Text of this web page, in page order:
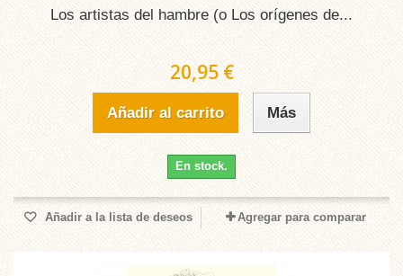
Los artistas del hambre (o Los orígenes de...
20,95 €
Añadir al carrito Más
En stock.
Añadir a la lista de deseos Agregar para comparar